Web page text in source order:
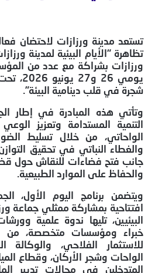
تستعد مدينة ورزازات لاحتضان
تظاهرة “الأيام البيئية لمدينة
ورزازات بشراكة مع عدد من
يومي 26
شجرة في قلب دينامية البيئة”.
وتأتي هذه المبادرة في إطار
التنمية المستدامة وتعزيز
الواحاتي، من خلال تسليط
والغطاء النباتي في تحقيق
جانب فتح فضاءات للنقاش حول
والحفاظ على الموارد الطبيعية.
افتتاحية بمشاركة ممثلي جماعة
البيئيين، تليها ندوة علمية
خبراء ومؤسسات متخصصة، من
للاستثمار الفلاحي، والوكالة
الواحات وشجر الأركان، وقطاع
المتدخلين في مجالات تدبير